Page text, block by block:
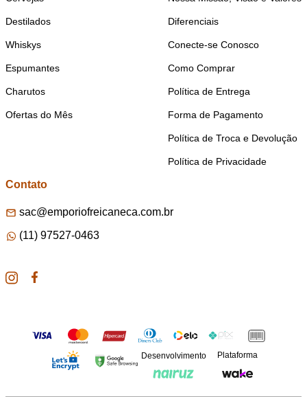
Destilados
Whiskys
Espumantes
Charutos
Ofertas do Mês
Diferenciais
Conecte-se Conosco
Como Comprar
Política de Entrega
Forma de Pagamento
Política de Troca e Devolução
Política de Privacidade
Contato
sac@emporiofreicaneca.com.br
(11) 97527-0463
Desenvolvimento Plataforma